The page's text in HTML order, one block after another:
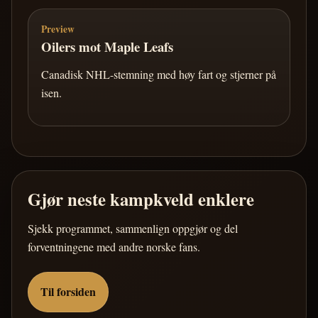
Preview
Oilers mot Maple Leafs
Canadisk NHL-stemning med høy fart og stjerner på
isen.
Gjør neste kampkveld enklere
Sjekk programmet, sammenlign oppgjør og del
forventningene med andre norske fans.
Til forsiden